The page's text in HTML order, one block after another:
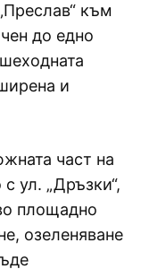
към
до едно
и
част на
ул. „Дръзки“,
площадно
озеленяване